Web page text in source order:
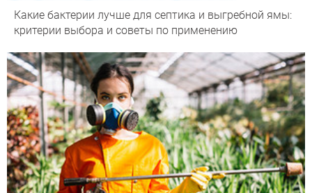
Какие бактерии лучше для септика и выгребной ямы:
критерии выбора и советы по применению